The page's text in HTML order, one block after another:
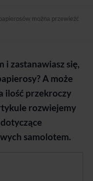
można przewieźć
i zastanawiasz się,
A może
ilość przekroczy
rozwiejemy
samolotem.